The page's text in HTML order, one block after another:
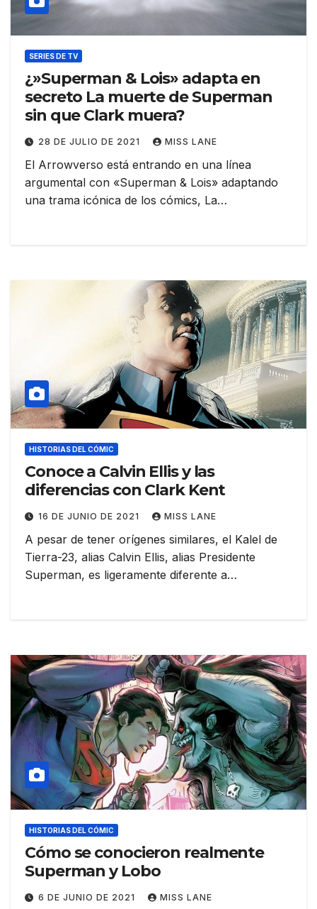
SERIES DE TV
¿»Superman & Lois» adapta en
secreto La muerte de Superman
sin que Clark muera?
28 DE JULIO DE 2021 MISS LANE
El Arrowverso está entrando en una línea
argumental con «Superman & Lois» adaptando
una trama icónica de los cómics, La…
HISTORIAS DEL CÓMIC
Conoce a Calvin Ellis y las
diferencias con Clark Kent
16 DE JUNIO DE 2021 MISS LANE
A pesar de tener orígenes similares, el Kalel de
Tierra-23, alias Calvin Ellis, alias Presidente
Superman, es ligeramente diferente a…
HISTORIAS DEL CÓMIC
Cómo se conocieron realmente
Superman y Lobo
6 DE JUNIO DE 2021 MISS LANE